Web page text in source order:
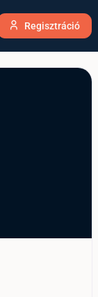
Regisztráció